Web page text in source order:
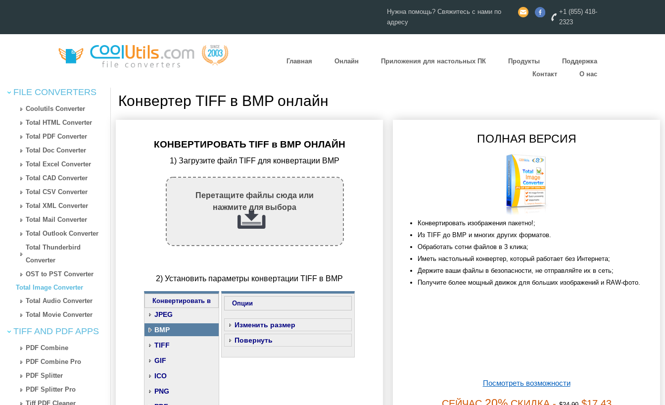
Нужна помощь? Свяжитесь с нами по
адресу
+1 (855) 418-
2323
Главная Онлайн Приложения для настольных ПК Продукты
Поддержка
Контакт
О нас
FILE CONVERTERS
Coolutils Converter
Total HTML Converter
Total PDF Converter
Total Doc Converter
Total Excel Converter
Total CAD Converter
Total CSV Converter
Total XML Converter
Total Mail Converter
Total Outlook Converter
Total Thunderbird
Converter
OST to PST Converter
Total Image Converter
Total Audio Converter
Total Movie Converter
TIFF AND PDF APPS
PDF Combine
PDF Combine Pro
PDF Splitter
PDF Splitter Pro
Tiff PDF Cleaner
Конвертер TIFF в BMP онлайн
КОНВЕРТИРОВАТЬ TIFF в BMP ОНЛАЙН
1) Загрузите файл TIFF для конвертации BMP
Перетащите файлы сюда или
нажмите для выбора
2) Установить параметры конвертации TIFF в BMP
Конвертировать в
JPEG
BMP
TIFF
GIF
ICO
PNG
Опции
Изменить размер
Повернуть
ПОЛНАЯ ВЕРСИЯ
Конвертировать изображения пакетно!;
Из TIFF до BMP и многих других форматов.
Обработать сотни файлов в 3 клика;
Иметь настольный конвертер, который работает без Интернета;
Держите ваши файлы в безопасности, не отправляйте их в сеть;
Получите более мощный движок для больших изображений и RAW-фото.
Посмотреть возможности